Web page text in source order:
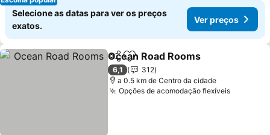
Selecione as datas para ver os preços
exatos.
Ver preços
PartilharAdicionar aos favoritos
Ocean Road Rooms
6,1
312
a 0.5 km de Centro da cidade
Opções de acomodação flexíveisVer